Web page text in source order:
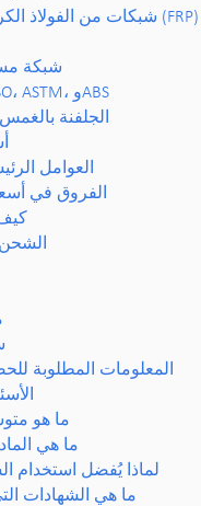
شبكة
معايير وشهادات شبكات الأرصفة البحرية: NORSOK، ISO، ASTM، وABS
الجلفنة
العوامل
الفروق في
المعلومات المطلوبة
ما هو
ما هي
لماذا يُفضل استخدام
ما هي الشهادات